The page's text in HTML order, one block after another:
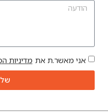
אני מאשר.ת את מדיניות